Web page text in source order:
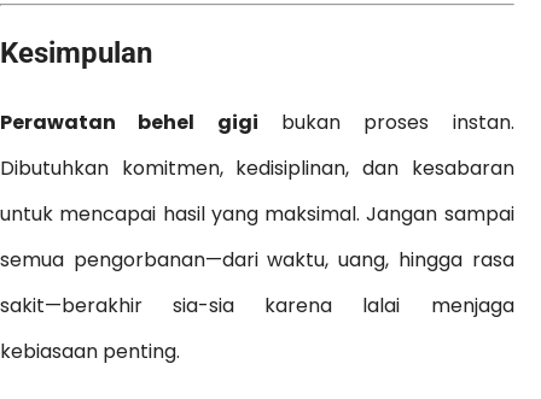
Kesimpulan
Perawatan behel gigi bukan proses instan.
Dibutuhkan komitmen, kedisiplinan, dan kesabaran
untuk mencapai hasil yang maksimal. Jangan sampai
semua pengorbanan—dari waktu, uang, hingga rasa
sakit—berakhir sia-sia karena lalai menjaga
kebiasaan penting.